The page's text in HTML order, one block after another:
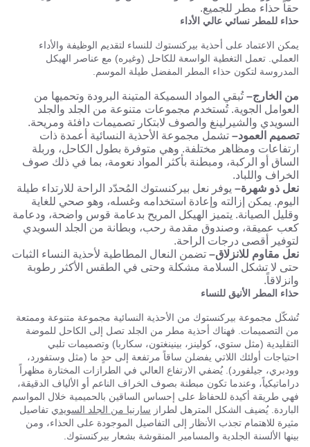
حقاً حذاء مطر للجميع.
حذاء للمطر نسائي عالي الأداء
يمكن الاعتماد على أحذية بيركنستوك للنساء لتقديم الوظيفة والأداء
العملي. تعمل التغطية الواسعة للكاحل (وغيره) مع عناصر الهيكل
المدروسة لتكون حذاء المطر المفضل طيلة الموسم.
من الخارج–تُبقي المواد السميكة المتينة البرودة وتحميها من
العوامل الجوية. تُستخدم مجموعات متنوعة من الجلد والجلد
السويدي والشيرلينغ والصوف لابتكار تصميمات دافئة ومريحة.
تصميم العمود– تشمل مجموعة الأحذية النسائية أعمدة ذات
ارتفاعات ومظاهر مختلفة. وهي متوفرة بطول الكاحل، وربلة
الساق أو الركبة، ومبطنة بأكثر المواد نعومة، بما في ذلك صوف
الخراف واللباد.
نعل ذو شهرة– يوفر نعل بيركنستوك المُحدّد الراحة للارتداء طيلة
اليوم. يمكن إزالته وإعادة استخدامه وغسله، وهو صحي للغاية
وقليل الصيانة. يتميز الهيكل المريح بدعامة قوس واضحة، ودعامة
كعب عميقة، وصندوق مقدمة رحب، وبطانة من الجلد السويدي
لتوفير أقصى درجات الراحة.
نعل مقاوم للانزلاق– تضمن النعال المطاطية لأحذية النساء الثبات
حتى لا تشكل السلامة مشكلة وحتى في الطقس الأكثر رطوبة
وانزلاقاً.
حذاء المطر الأنيق للنساء
تُشكّل مجموعة بيركنستوك من الأحذية النسائية مجموعة متنوعة وممتعة
من التصميمات. فهناك أحذية مطر من الجلد تصل إلى الكاحل للموضة
التقليدية (مثل ستوي، كولينز، بينينغتون، سكاربا) وتصميمات تلبي
احتياجات أولئك اللاتي يفضلن ساقاً مرتفعة إلى حدٍ ما (مثل وستفورد،
وودبري، جيلفورد). يُضفي الارتفاع العالي في الطرازات المختارة مظهراً
دراماتيكياً، وعندما تكون مبطنة بصوف الخراف الناعم أو الألياف الدقيقة،
فهي طريقة أكيدة للحفاظ على إحساس الساقين بالحميمية خلال المواسم
الباردة. يُضيف الشكل المترهل لطراز سارنيا من الجلد السويدي تفاصيل
مثيرة للاهتمام تجذب الأنظار إلى التفاصيل الموجودة على الحذاء، ومن
بينها الألسنة الجلدية والمسامير المنقوشة بشعار بيركنستوك.